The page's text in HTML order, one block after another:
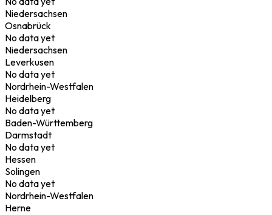
Niedersachsen
Osnabrück
No data yet
Niedersachsen
Leverkusen
No data yet
Nordrhein-Westfalen
Heidelberg
No data yet
Baden-Württemberg
Darmstadt
No data yet
Hessen
Solingen
No data yet
Nordrhein-Westfalen
Herne